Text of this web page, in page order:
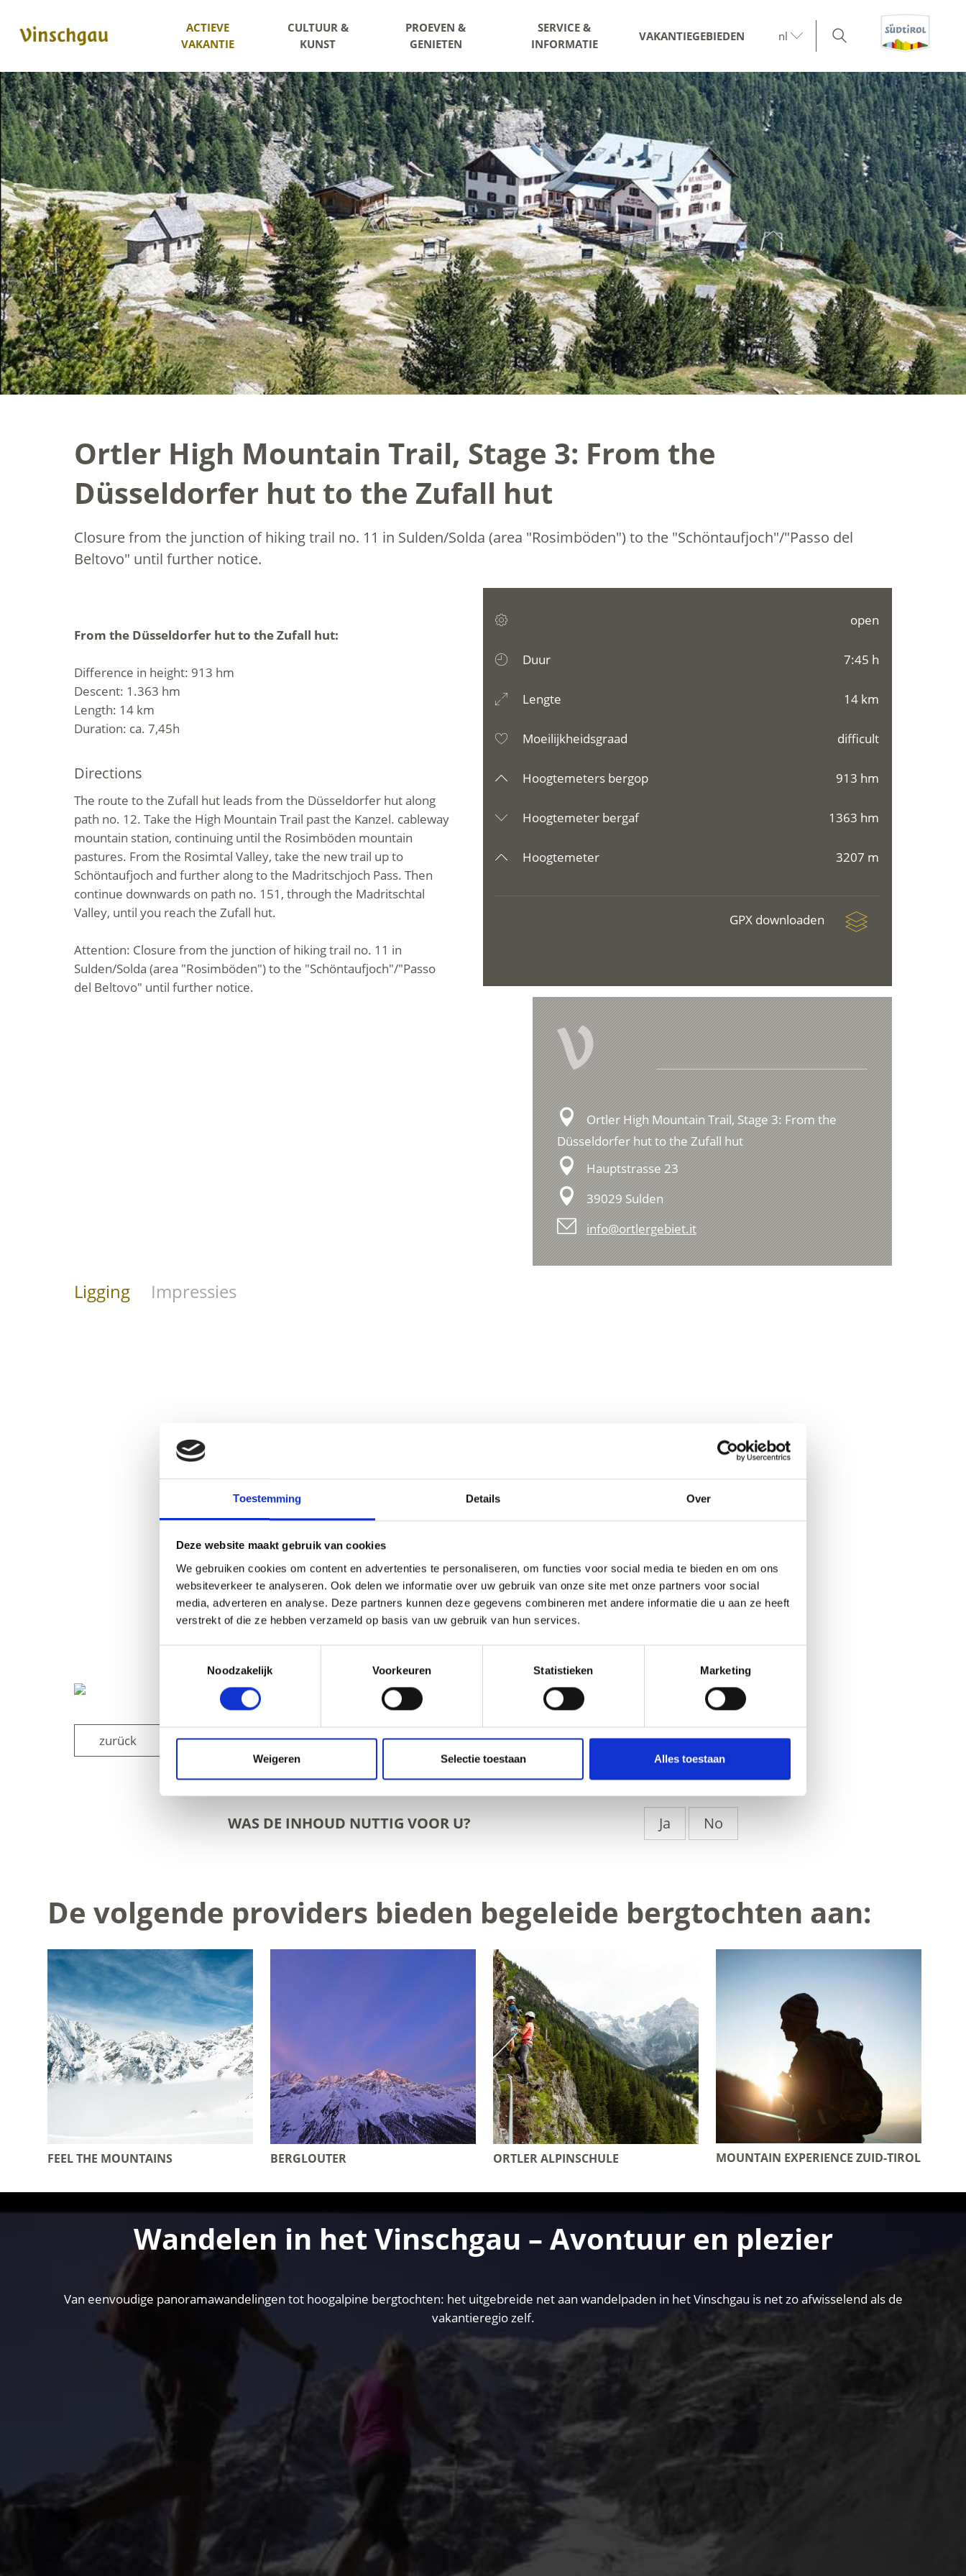
Toestemming Details Over
Deze website maakt gebruik van cookies
We gebruiken cookies om content en advertenties te personaliseren, om functies voor social media te bieden en om ons
websiteverkeer te analyseren. Ook delen we informatie over uw gebruik van onze site met onze partners voor social
media, adverteren en analyse. Deze partners kunnen deze gegevens combineren met andere informatie die u aan ze heeft
verstrekt of die ze hebben verzameld op basis van uw gebruik van hun services.
Noodzakelijk
Voorkeuren Statistieken Marketing
Weigeren Selectie toestaan Alles toestaan
ACTIEVE
VAKANTIE
CULTUUR &
KUNST
PROEVEN &
GENIETEN
SERVICE &
INFORMATIE
VAKANTIEGEBIEDEN nl
Ortler High Mountain Trail, Stage 3: From the
Düsseldorfer hut to the Zufall hut
Closure from the junction of hiking trail no. 11 in Sulden/Solda (area "Rosimböden") to the "Schöntaufjoch"/"Passo del
Beltovo" until further notice.
From the Düsseldorfer hut to the Zufall hut:
Difference in height: 913 hm
Descent: 1.363 hm
Length: 14 km
Duration: ca. 7,45h
Directions
The route to the Zufall hut leads from the Düsseldorfer hut along
path no. 12. Take the High Mountain Trail past the Kanzel. cableway
mountain station, continuing until the Rosimböden mountain
pastures. From the Rosimtal Valley, take the new trail up to
Schöntaufjoch and further along to the Madritschjoch Pass. Then
continue downwards on path no. 151, through the Madritschtal
Valley, until you reach the Zufall hut.
Attention: Closure from the junction of hiking trail no. 11 in
Sulden/Solda (area "Rosimböden") to the "Schöntaufjoch"/"Passo
del Beltovo" until further notice.
open
Duur 7:45 h
Lengte 14 km
Moeilijkheidsgraad difficult
Hoogtemeters bergop 913 hm
Hoogtemeter bergaf 1363 hm
Hoogtemeter 3207 m
GPX downloaden
V
Ortler High Mountain Trail, Stage 3: From the
Düsseldorfer hut to the Zufall hut
Hauptstrasse 23
39029 Sulden
info@ortlergebiet.it
Ligging Impressies
zurück
WAS DE INHOUD NUTTIG VOOR U? Ja No
De volgende providers bieden begeleide bergtochten aan:
FEEL THE MOUNTAINS BERGLOUTER ORTLER ALPINSCHULE MOUNTAIN EXPERIENCE ZUID-TIROL
Wandelen in het Vinschgau – Avontuur en plezier
Van eenvoudige panoramawandelingen tot hoogalpine bergtochten: het uitgebreide net aan wandelpaden in het Vinschgau is net zo afwisselend als de
vakantieregio zelf.